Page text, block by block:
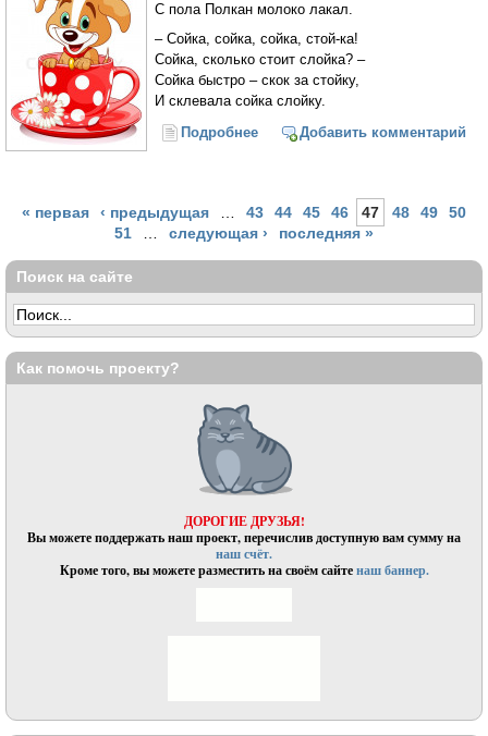
С пола Полкан молоко лакал.
– Сойка, сойка, сойка, стой-ка!
Сойка, сколько стоит слойка? –
Сойка быстро – скок за стойку,
И склевала сойка слойку.
Подробнее о На пол упал с молоком
Добавить комментарий
Страницы
« первая ‹ предыдущая 43 44 45 46 47 48 49
50
51
следующая › последняя »
Поиск на сайте
Как помочь проекту?
ДОРОГИЕ ДРУЗЬЯ!
Вы можете поддержать наш проект, перечислив доступную вам сумму на
наш счёт.
Кроме того, вы можете разместить на своём сайтенаш баннер.